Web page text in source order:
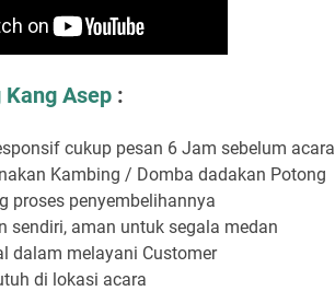
Asep :
cukup pesan 6 Jam sebelum acara
Kambing / Domba dadakan Potong
proses penyembelihannya
sendiri, aman untuk segala medan
dalam melayani Customer
di lokasi acara